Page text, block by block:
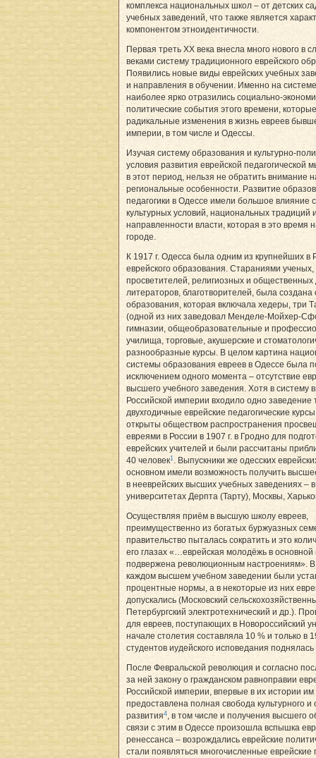
комплекса национальных школ – от детских
учебных заведений, что также является
компонентом этноидентичности.
Первая треть XX века внесла много нового в
веками систему традиционного еврейского
Появились новые виды еврейских учебных
и направления в обучении. Именно на
наиболее ярко отразились социально-
политические события этого времени,
радикальные изменения в жизнь евреев
империи, в том числе и Одессы.
Изучая систему образования и культурно-
условия развития еврейской педагогической
в этот период, нельзя не обратить внимание
региональные особенности. Развитие
педагогики в Одессе имели большое влияние
культурных условий, национальных традиций
направленности власти, которая в это время
городе.
К 1917 г. Одесса была одним из крупнейших в
еврейского образования. Стараниями ученых,
просветителей, религиозных и общественных
литераторов, благотворителей, была создана
образования, которая включала хедеры, три
(одной из них заведовал Менделе-Мойхер-
гимназии, общеобразовательные и
училища, торговые, акушерские и
разнообразные курсы. В целом картина
системы образования евреев в Одессе была
исключением одного момента – отсутствие
высшего учебного заведения. Хотя в
Российской империи входило одно заведение
двухгодичные еврейские педагогические
открыты обществом распространения
евреями в России в 1907 г. в Гродно для
еврейских учителей и были рассчитаны
40 человек1 . Выпускники же одесских
основном имели возможность получить
в нееврейских высших учебных заведениях –
университетах Дерпта (Тарту), Москвы,
Осуществляя приём в высшую школу евреев,
преимущественно из богатых буржуазных
правительство пыталась сократить и это
его глазах «…еврейская молодёжь в
подвержена революционным настроениям». В
каждом высшем учебном заведении были
процентные нормы, а в некоторые из них
допускались (Московский
Петербургский электротехнический и др.).
для евреев, поступающих в Новороссийский
начале столетия составляла 10 % и только в
студентов иудейского исповедания
После Февральской революция и согласно
за ней закону о гражданском равноправии
Российской империи, впервые в их истории
предоставлена полная свобода культурного и
развития4, в том числе и получения высшего
связи с этим в Одессе произошла вспышка
ренессанса – возрождались еврейские
стали появляться многочисленные еврейские